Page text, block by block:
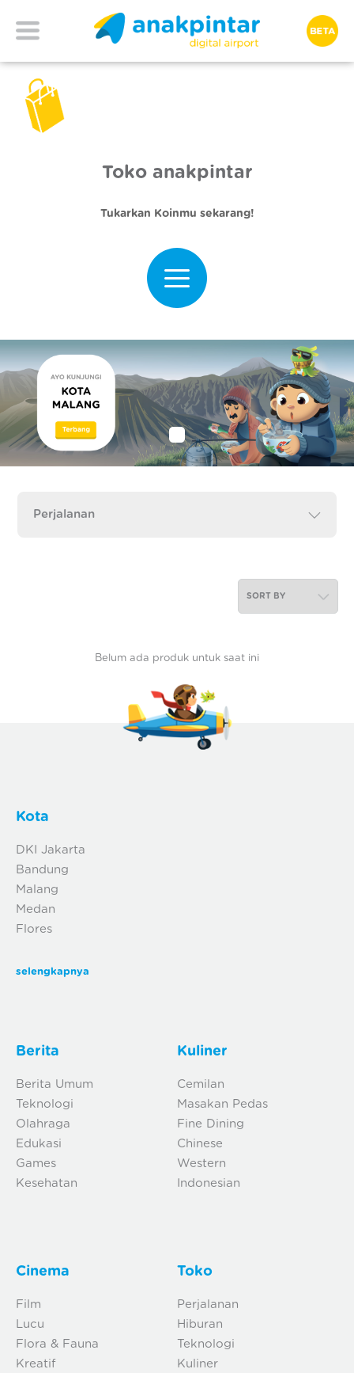
Toko anakpintar
Tukarkan Koinmu sekarang!
Belum ada produk untuk saat ini
Kota
DKI Jakarta
Bandung
Malang
Medan
Flores
selengkapnya
Berita
Berita Umum
Teknologi
Olahraga
Edukasi
Games
Kesehatan
Kuliner
Cemilan
Masakan Pedas
Fine Dining
Chinese
Western
Indonesian
Cinema
Film
Lucu
Flora & Fauna
Kreatif
Toko
Perjalanan
Hiburan
Teknologi
Kuliner